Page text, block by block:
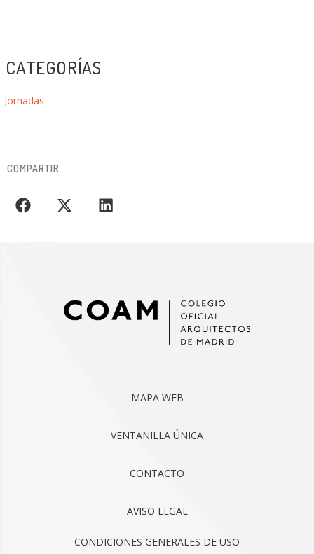
CATEGORÍAS
Jornadas
COMPARTIR
MAPA WEB
VENTANILLA ÚNICA
CONTACTO
AVISO LEGAL
CONDICIONES GENERALES DE USO